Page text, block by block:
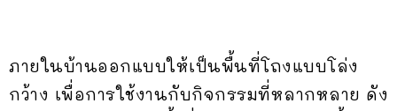
ภายในบ้านออกแบบให้เป็นพื้นที่โถงแบบโล่ง
กว้าง เพื่อการใช้งานกับกิจกรรมที่หลากหลาย ดัง